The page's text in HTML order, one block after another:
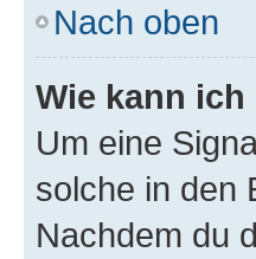
Nach oben
Wie kann
Um eine
solche in den
Nachdem du